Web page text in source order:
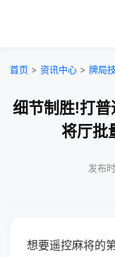
首页 > 资讯中心 > 牌局
细节制胜!打
将厅批
发布
想要遥控麻将的